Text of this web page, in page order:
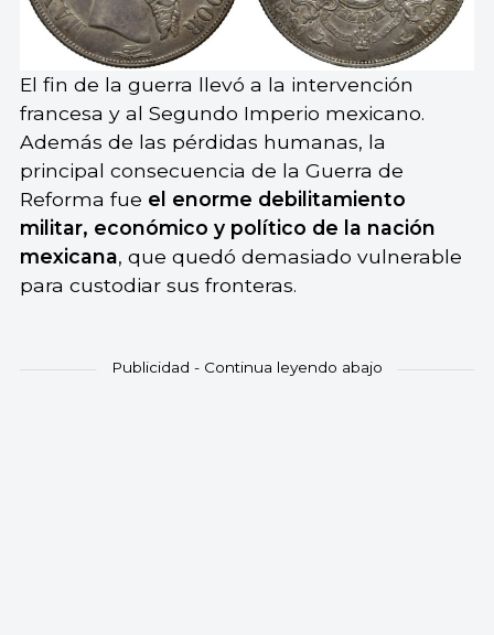
El fin de la guerra llevó a la intervención
francesa y al Segundo Imperio mexicano.
Además de las pérdidas humanas, la
principal consecuencia de la Guerra de
Reforma fue el enorme debilitamiento
militar, económico y político de la nación
mexicana, que quedó demasiado vulnerable
para custodiar sus fronteras.